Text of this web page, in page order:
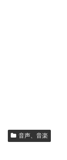
音声、音楽